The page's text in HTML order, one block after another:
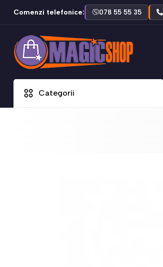
Comenzi telefonice: 078 55 55 35
Categorii